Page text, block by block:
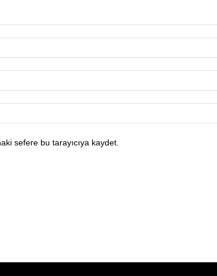
sefere bu tarayıcıya kaydet.